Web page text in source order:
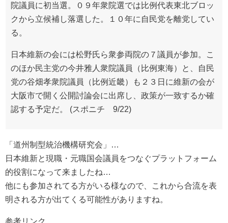
院議員に初当選。０９年衆院選では比例代表東北ブロッ
クから立候補し落選した。１０年に自民党を離党してい
る。
日本維新の会には松野氏ら衆参両院の７議員が参加。こ
のほか民主党の今井雅人衆院議員（比例東海）と、自民
党の谷畑孝衆院議員（比例近畿）も２３日に維新の会が
大阪市で開く公開討論会に出席し、政策が一致するか確
認する予定だ。 (スポニチ 9/22)
「道州制型統治機構研究会」…
日本維新と現職・元職国会議員をつなぐプラットフォーム
的役割になって来ましたね…
他にも参加されてる方がいる様なので、これから合流を表
明される方が出てくる可能性がありますね。
参考リンク